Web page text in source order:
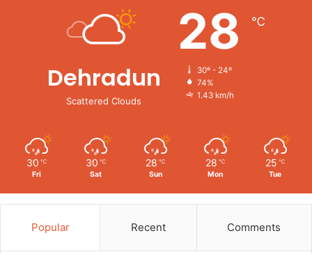
Dehradun
Scattered Clouds
28 ℃
30º - 24º
74%
1.43 km/h
30 ℃
Fri
30 ℃
Sat
28 ℃
Sun
28 ℃
Mon
25 ℃
Tue
Popular Recent Comments